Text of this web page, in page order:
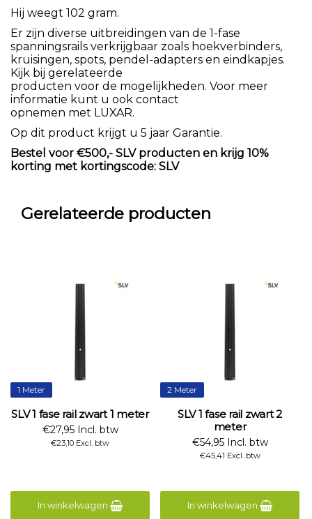
Hij weegt 102 gram.
Er zijn diverse uitbreidingen van de 1-fase
spanningsrails verkrijgbaar zoals hoekverbinders,
kruisingen, spots, pendel-adapters en eindkapjes.
Kijk bij gerelateerde
producten voor de mogelijkheden. Voor meer
informatie kunt u ook contact
opnemen met LUXAR.
Op dit product krijgt u 5 jaar Garantie.
Bestel voor €500,- SLV producten en krijg 10%
korting met kortingscode: SLV
Gerelateerde producten
1 Meter
SLV 1 fase rail zwart 1 meter
€27,95 Incl. btw
€23,10 Excl. btw
In winkelwagen
2 Meter
SLV 1 fase rail zwart 2
meter
€54,95 Incl. btw
€45,41 Excl. btw
In winkelwagen